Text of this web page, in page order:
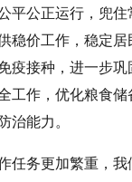
平公正运行，兜
稳价工作，稳定
疫接种，进一步
工作，优化粮食
治能力。
务更加繁重，我